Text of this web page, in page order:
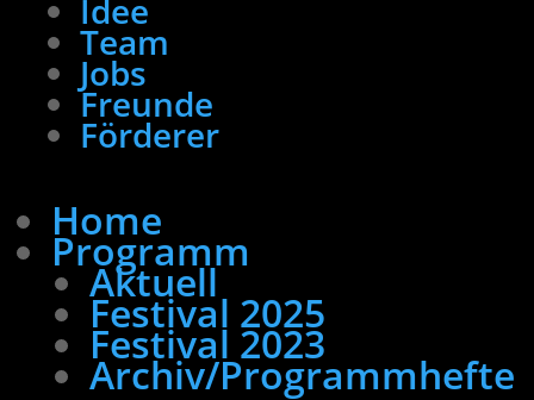
Idee
Team
Jobs
Freunde
Förderer
Home
Programm
Aktuell
Festival 2025
Festival 2023
Archiv/Programmhefte